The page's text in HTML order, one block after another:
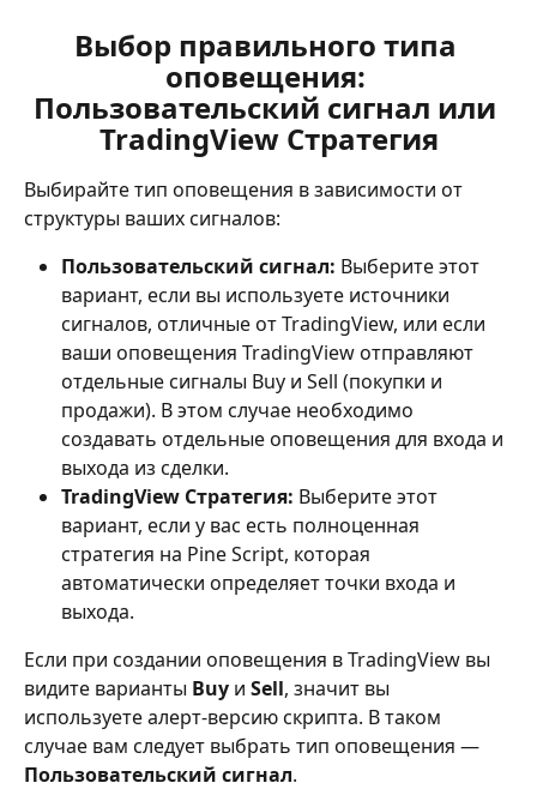
Выбор правильного типа
оповещения:
Пользовательский сигнал или
TradingView Стратегия
Выбирайте тип оповещения в зависимости от
структуры ваших сигналов:
Пользовательский сигнал: Выберите этот
вариант, если вы используете источники
сигналов, отличные от TradingView, или если
ваши оповещения TradingView отправляют
отдельные сигналы Buy и Sell (покупки и
продажи). В этом случае необходимо
создавать отдельные оповещения для входа и
выхода из сделки.
TradingView Стратегия: Выберите этот
вариант, если у вас есть полноценная
стратегия на Pine Script, которая
автоматически определяет точки входа и
выхода.
Если при создании оповещения в TradingView вы
видите варианты Buy и Sell, значит вы
используете алерт-версию скрипта. В таком
случае вам следует выбрать тип оповещения —
Пользовательский сигнал.